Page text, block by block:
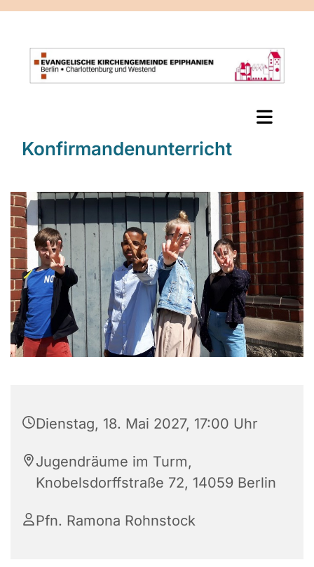
Konfirmandenunterricht
Dienstag, 18. Mai 2027, 17:00 Uhr
Jugendräume im Turm,
Knobelsdorffstraße 72, 14059 Berlin
Pfn. Ramona Rohnstock